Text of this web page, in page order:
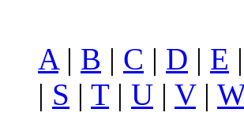
A| B | C | D | E |
| S | T| U | V|